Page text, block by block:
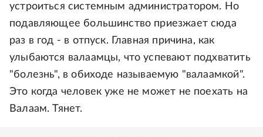
устроиться системным администратором. Но
подавляющее большинство приезжает сюда
раз в год - в отпуск. Главная причина, как
улыбаются валаамцы, что успевают подхватить
"болезнь", в обиходе называемую "валаамкой".
Это когда человек уже не может не поехать на
Валаам. Тянет.